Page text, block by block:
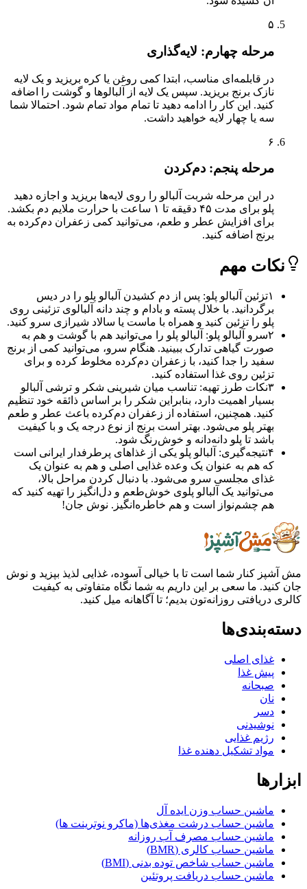
مرحله چهارم: لایه‌گذاری
در قابلمه‌ای مناسب، ابتدا کمی روغن یا کره بریزید و یک لایه
نازک برنج بریزید. سپس یک لایه از آلبالوها و گوشت را اضافه
کنید. این کار را ادامه دهید تا تمام مواد تمام شود. احتمالا شما
سه یا چهار لایه خواهید داشت.
مرحله پنجم: دم‌کردن
در این مرحله شربت آلبالو را روی لایه‌ها بریزید و اجازه دهید
پلو برای مدت ۴۵ دقیقه تا ۱ ساعت با حرارت ملایم دم بکشد.
برای افزایش عطر و طعم، می‌توانید کمی زعفران دم‌کرده به
برنج اضافه کنید.
مهم
تزئین آلبالو پلو: پس از دم کشیدن آلبالو پلو را در دیس
برگردانید. با خلال پسته و بادام و چند دانه آلبالوی تزئینی روی
پلو را تزئین کنید و همراه با ماست یا سالاد شیرازی سرو کنید.
سرو آلبالو پلو: آلبالو پلو را می‌توانید هم با گوشت و هم به
صورت گیاهی تدارک ببینید. هنگام سرو، می‌توانید کمی از برنج
سفید را جدا کنید، با زعفران دم‌کرده مخلوط کرده و برای
تزئین روی غذا استفاده کنید.
نکات طرز تهیه: تناسب میان شیرینی شکر و ترشی آلبالو
بسیار اهمیت دارد، بنابراین شکر را بر اساس ذائقه خود تنظیم
کنید. همچنین، استفاده از زعفران دم‌کرده باعث عطر و طعم
بهتر پلو می‌شود. بهتر است برنج از نوع درجه یک و با کیفیت
باشد تا پلو دانه‌دانه و خوش‌رنگ شود.
نتیجه‌گیری: آلبالو پلو یکی از غذاهای پرطرفدار ایرانی است
که هم به عنوان یک وعده غذایی اصلی و هم به عنوان یک
غذای مجلسی سرو می‌شود. با دنبال کردن مراحل بالا،
می‌توانید یک آلبالو پلوی خوش‌طعم و دل‌انگیز را تهیه کنید که
هم چشم‌نواز است و هم خاطره‌انگیز. نوش جان!
کنار شما است تا با خیالی آسوده، غذایی لذیذ بپزید و نوش
ما سعی بر این داریم به شما نگاه متفاوتی به کیفیت
روزانه‌تون بدیم؛ تا آگاهانه میل کنید.
غذای اصلی
پیش غذا
صبحانه
نوشیدنی
رژیم غذایی
مواد تشکیل دهنده غذا
ماشین حساب وزن ایده آل
ماشین حساب درشت مغذی‌ها (ماکرو نوترینت ها)
ماشین حساب مصرف آب روزانه
ماشین حساب کالری (BMR)
ماشین حساب شاخص توده بدنی (BMI)
ماشین حساب دریافت پروتئین